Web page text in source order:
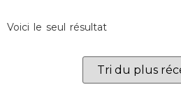
Voici le seul résultat